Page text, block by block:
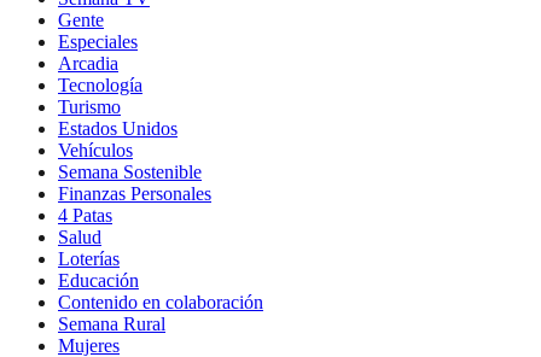
Gente
Especiales
Arcadia
Tecnología
Turismo
Estados Unidos
Vehículos
Semana Sostenible
Finanzas Personales
4 Patas
Salud
Loterías
Educación
Contenido en colaboración
Semana Rural
Mujeres